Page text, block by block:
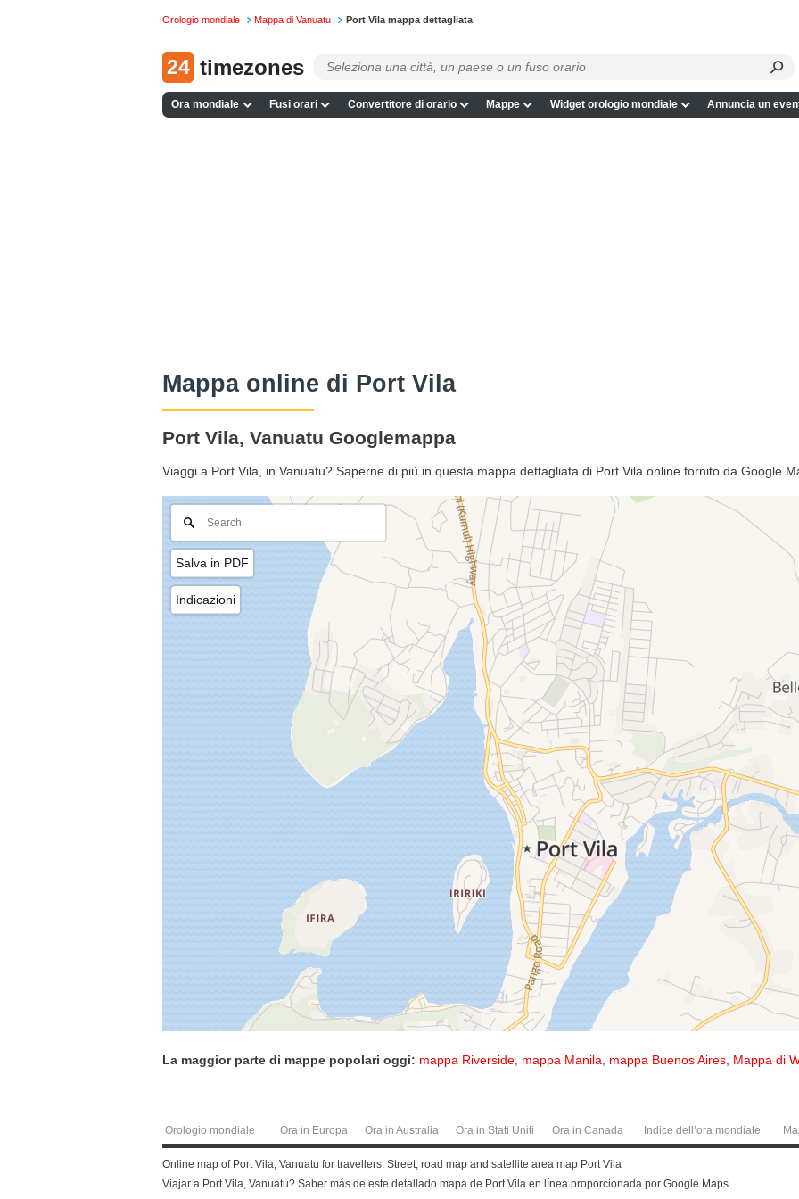
Orologio mondiale Mappa di Vanuatu Port Vila mappa dettagliata
24 timezones
Ora mondiale Fusi orari Convertitore di orario Mappe Widget orologio mondiale Annuncia un
Mappa online di Port Vila
Port Vila, Vanuatu Googlemappa
Viaggi a Port Vila, in Vanuatu? Saperne di più in questa mappa dettagliata di Port Vila online fornito da Google
Salva in PDF
Indicazioni
La maggior parte di mappe popolari oggi: mappa Riverside mappa Manila mappa Buenos Aires Mappa di
Orologio mondiale Ora in Europa Ora in Australia Ora in Stati Uniti Ora in Canada Indice dell’ora mondiale
Online map of Port Vila, Vanuatu for travellers. Street, road map and satellite area map Port Vila
Viajar a Port Vila, Vanuatu? Saber más de este detallado mapa de Port Vila en línea proporcionada por Google Maps.